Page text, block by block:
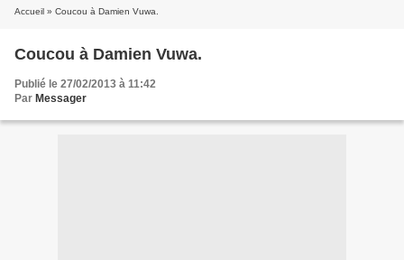
Accueil » Coucou à Damien Vuwa.
Coucou à Damien Vuwa.
Publié le 27/02/2013 à 11:42
Par Messager